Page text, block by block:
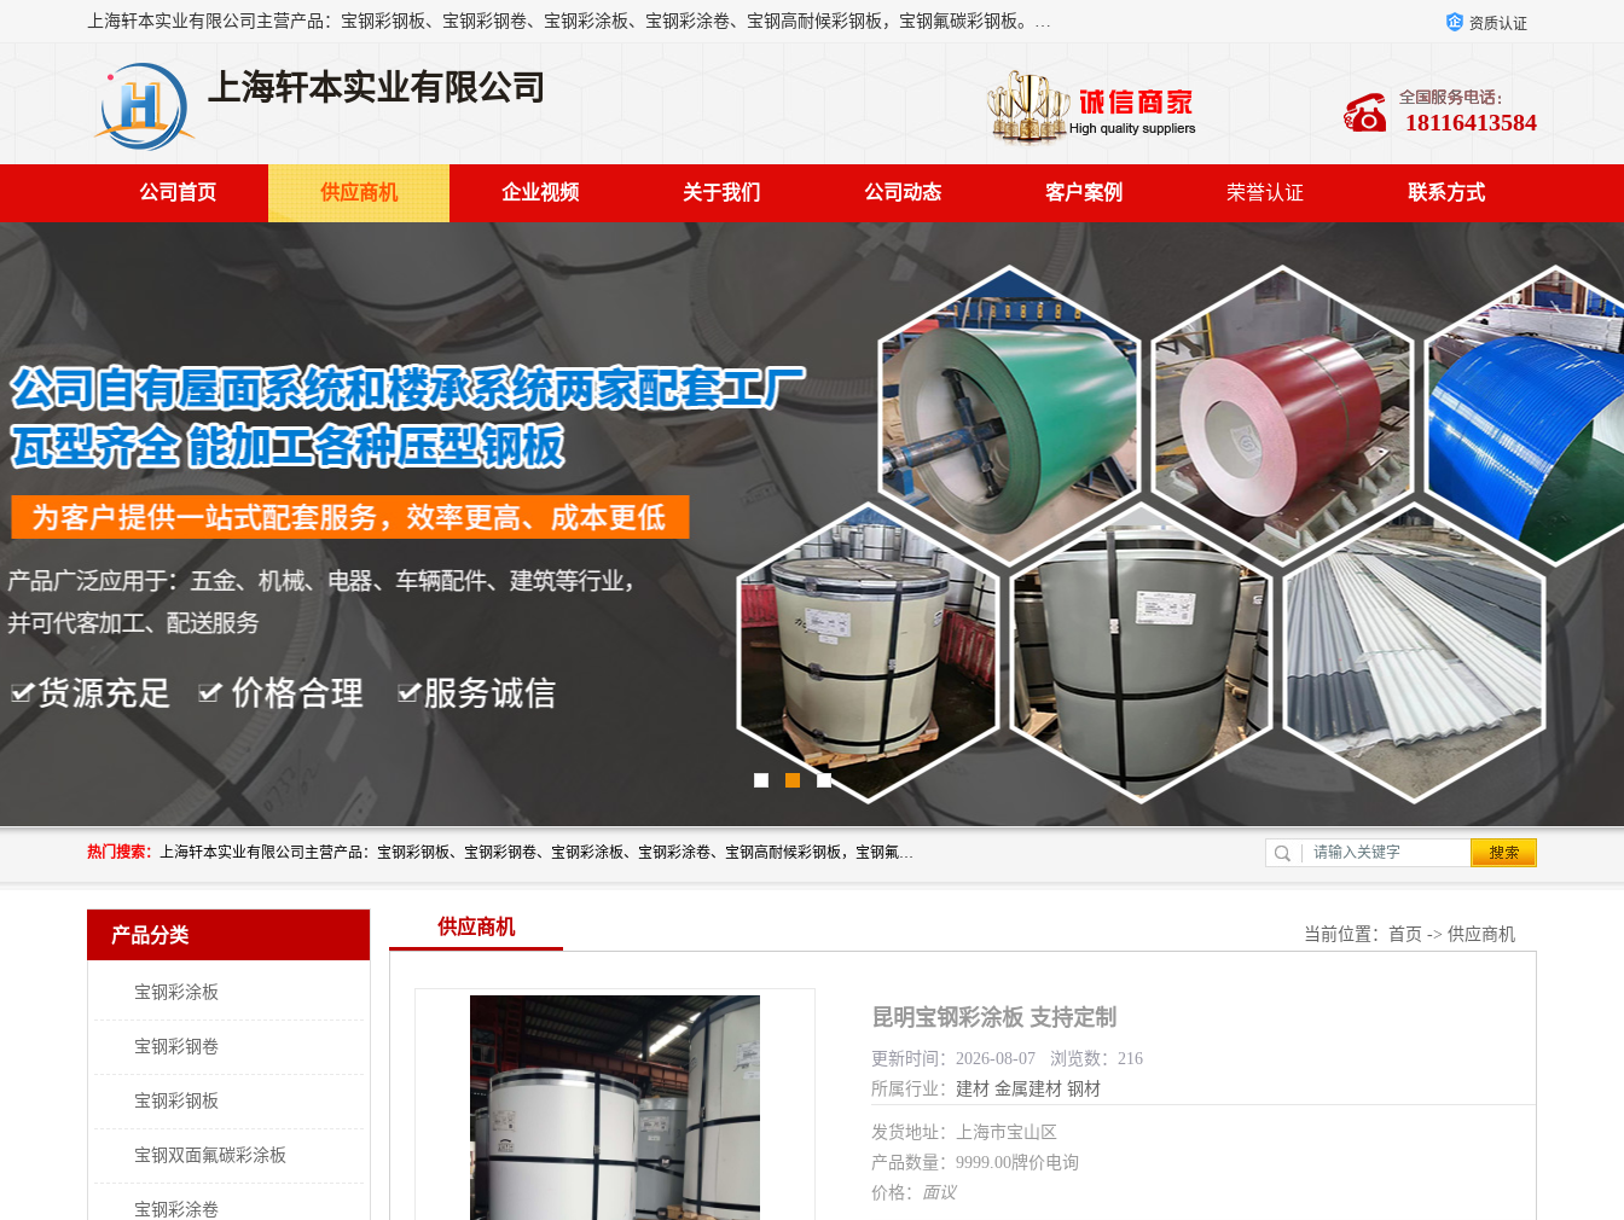
上海轩本实业有限公司主营产品：宝钢彩钢板、宝钢彩钢卷、宝钢彩涂板、宝钢彩涂卷、宝钢高耐候彩钢板，宝钢氟碳彩钢板。是一家集钢铁贸易，物流、加工为一体的产业全配套公司。 资质认证
上海轩本实业有限公司
18116413584
公司首页 供应商机 企业视频 关于我们 公司动态 客户案例 荣誉认证 联系方式
热门搜索： 上海轩本实业有限公司主营产品：宝钢彩钢板、宝钢彩钢卷、宝钢彩涂板、宝钢彩涂卷、宝钢高耐候彩钢板，宝钢氟碳彩钢板。是一家集钢铁贸易，物流、加工为一体的产业全配套公司。
产品分类
宝钢彩涂板
宝钢彩钢卷
宝钢彩钢板
宝钢双面氟碳彩涂板
宝钢彩涂卷
供应商机 当前位置： 首页 -> 供应商机
昆明宝钢彩涂板 支持定制
更新时间：2026-08-07 浏览数：216
所属行业： 建材 金属建材 钢材
发货地址：上海市宝山区
产品数量：9999.00牌价电询
价格： 面议